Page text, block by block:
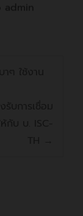
admin